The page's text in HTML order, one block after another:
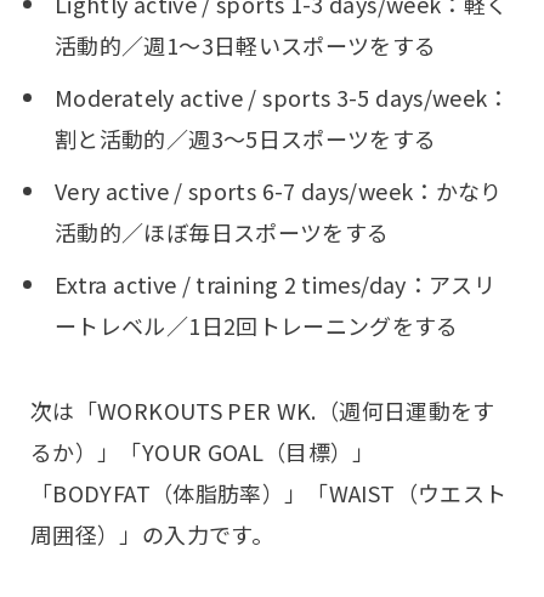
活動的／週1〜3日軽いスポーツをする
Moderately active / sports 3-5 days/week：
割と活動的／週3〜5日スポーツをする
Very active / sports 6-7 days/week：かなり
活動的／ほぼ毎日スポーツをする
Extra active / training 2 times/day：アスリ
ートレベル／1日2回トレーニングをする
次は「WORKOUTS PER WK.（週何日運動をす
るか）」「YOUR GOAL（目標）」
「BODYFAT（体脂肪率）」「WAIST（ウエスト
周囲径）」の入力です。